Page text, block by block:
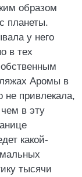
образом
планеты.
у него
в тех
Аромы в
не привлекала,
в эту
какой-
тысячи